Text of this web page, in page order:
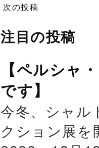
次の投稿
注目の投稿
【ペルシャ
です】
今冬、シャル
クション展